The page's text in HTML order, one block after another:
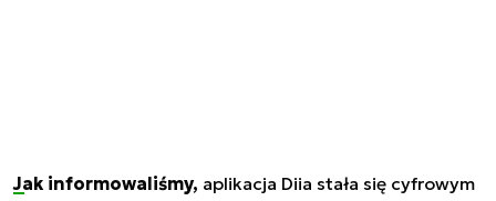
Jak informowaliśmy, aplikacja Diia stała się cyfrowym